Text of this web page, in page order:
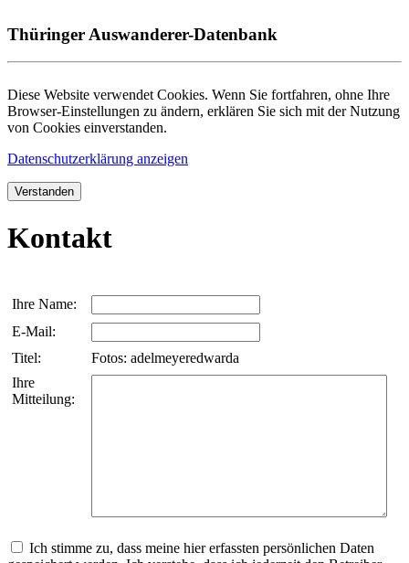
Thüringer Auswanderer-Datenbank
Diese Website verwendet Cookies. Wenn Sie fortfahren, ohne Ihre
Browser-Einstellungen zu ändern, erklären Sie sich mit der Nutzung
von Cookies einverstanden.
Datenschutzerklärung anzeigen
Verstanden
Kontakt
Ihre Name:
E-Mail:
Titel:
Fotos: adelmeyeredwarda
Ihre
Mitteilung:
Ich stimme zu, dass meine hier erfassten persönlichen Daten